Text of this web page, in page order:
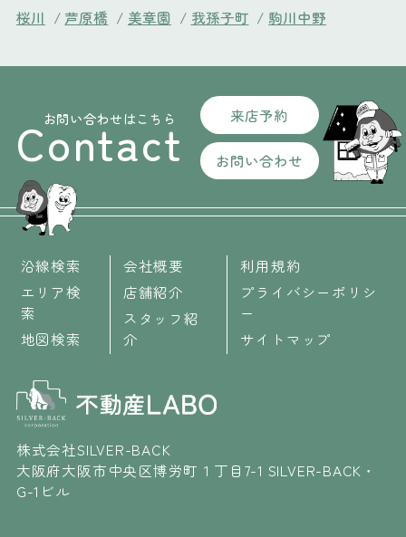
桜川 / 芦原橋 / 美章園 / 我孫子町 / 駒川中野
お問い合わせはこちら
Contact 来店予約
お問い合わせ
沿線検索
エリア検
索
地図検索
会社概要
店舗紹介
スタッフ紹
介
利用規約
プライバシーポリシ
ー
サイトマップ
株式会社SILVER-BACK
大阪府大阪市中央区博労町１丁目7-1 SILVER-BACK・
G-1ビル